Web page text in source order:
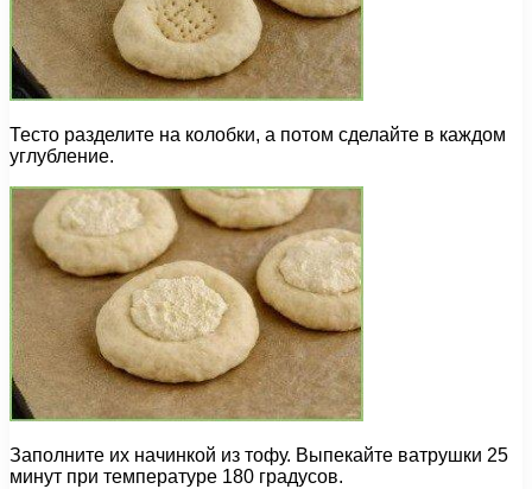
Тесто разделите на колобки, а потом сделайте в каждом
углубление.
Заполните их начинкой из тофу. Выпекайте ватрушки 25
минут при температуре 180 градусов.